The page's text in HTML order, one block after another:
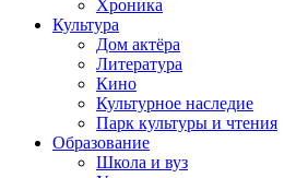
Хроника
Культура
Дом актёра
Литература
Кино
Культурное наследие
Парк культуры и чтения
Образование
Школа и вуз